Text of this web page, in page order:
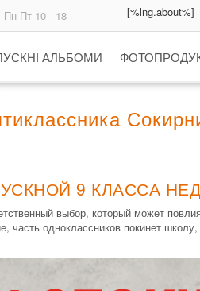
Пн-Пт 10 - 18 [%lng.about%]
АЛЬБОМИ
9 КЛАССА
выбор, который может
часть одноклассников покинет